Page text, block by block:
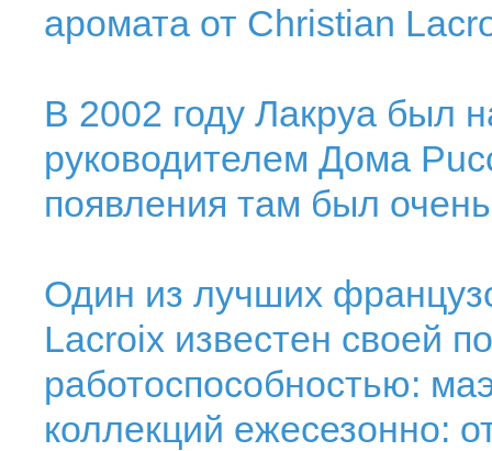
аромата от Christian
В 2002 году Лакруа был
руководителем Дома
появления там был
Один из лучших
Lacroix известен своей
работоспособностью:
коллекций ежесезонно: